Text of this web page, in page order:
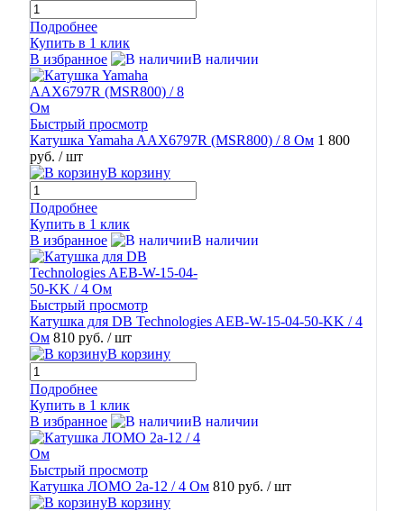
Подробнее
Купить в 1 клик
В избранное
В наличии
Быстрый просмотр
Катушка Yamaha AAX6797R (MSR800) / 8 Ом 1 800
руб. / шт
В корзину
Подробнее
Купить в 1 клик
В избранное
В наличии
Быстрый просмотр
Катушка для DB Technologies AEB-W-15-04-50-KK / 4
Ом 810 руб. / шт
В корзину
Подробнее
Купить в 1 клик
В избранное
В наличии
Быстрый просмотр
Катушка ЛОМО 2а-12 / 4 Ом 810 руб. / шт
В корзину